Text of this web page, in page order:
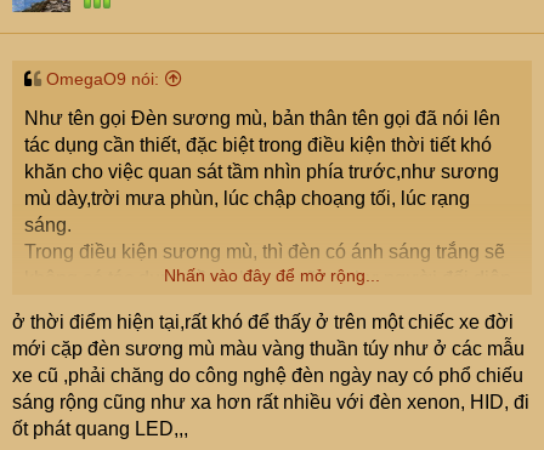
OmegaO9 nói:
Như tên gọi Đèn sương mù, bản thân tên gọi đã nói lên
tác dụng cần thiết, đặc biệt trong điều kiện thời tiết khó
khăn cho việc quan sát tầm nhìn phía trước,như sương
mù dày,trời mưa phùn, lúc chập choạng tối, lúc rạng
sáng.
Trong điều kiện sương mù, thì đèn có ánh sáng trắng sẽ
không có tác dụng, tầm nhìn xa cũng như người đối diện
thì tai nạn rất dễ xảy ra. Vì thế, đèn sương mù có ánh
sáng vàng, trong điều kiện này, thì tầm chiếu xa của đèn
sẽ không có, nhưng ngược lại, xe chạy ngược chiều
mình sẽ thấy đèn của mình mà tránh
Làm sao để người khác nhận ra chiếc xe trong điều kiện
Nhấn vào đây để mở rộng...
ở thời điểm hiện tại,rất khó để thấy ở trên một chiếc xe đời
mới cặp đèn sương mù màu vàng thuần túy như ở các mẫu
xe cũ ,phải chăng do công nghệ đèn ngày nay có phổ chiếu
sáng rộng cũng như xa hơn rất nhiều với đèn xenon, HID, đi
ốt phát quang LED,,,